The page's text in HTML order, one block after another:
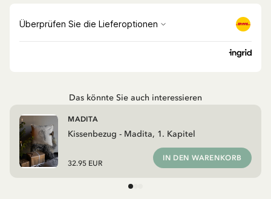
Das könnte Sie auch interessieren
Kissenbezug - Madita, 1. Kapitel
MADITA
32.95 EUR
IN DEN WARENKORB